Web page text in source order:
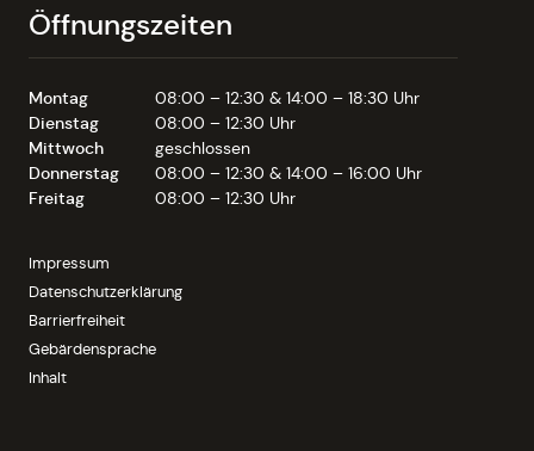
Öffnungszeiten
Montag
08:00 – 12:30 & 14:00 – 18:30 Uhr
Dienstag
08:00 – 12:30 Uhr
Mittwoch
geschlossen
Donnerstag
08:00 – 12:30 & 14:00 – 16:00 Uhr
Freitag
08:00 – 12:30 Uhr
Impressum
Datenschutzerklärung
Barrierfreiheit
Gebärdensprache
Inhalt